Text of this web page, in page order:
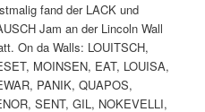
fand der LACK und
Jam an der Lincoln Wall
On da Walls: LOUITSCH,
MOINSEN, EAT, LOUISA,
PANIK, QUAPOS,
SENT, GIL, NOKEVELLI,